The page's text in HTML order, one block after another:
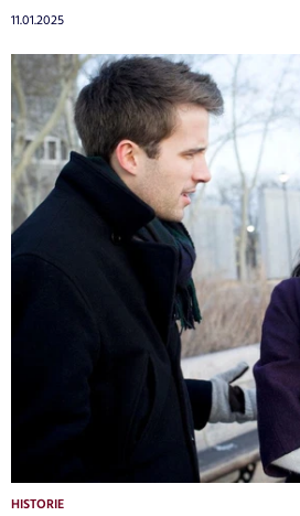
11.01.2025
HISTORIE